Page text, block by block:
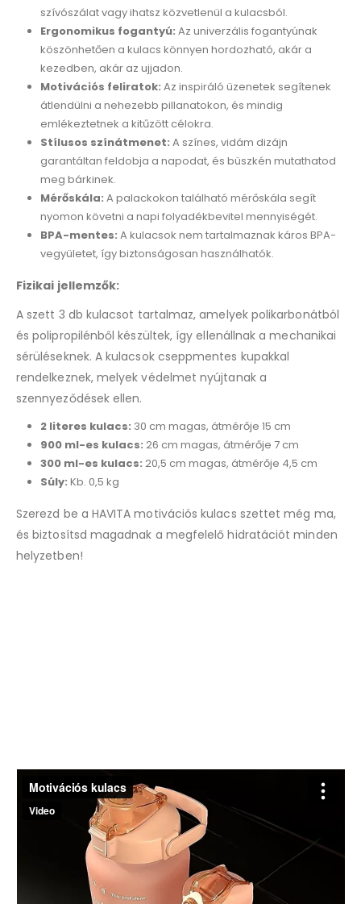
szívószálat vagy ihatsz közvetlenül a kulacsból.
Ergonomikus fogantyú: Az univerzális fogantyúnak
köszönhetően a kulacs könnyen hordozható, akár a
kezedben, akár az ujjadon.
Motivációs feliratok: Az inspiráló üzenetek segítenek
átlendülni a nehezebb pillanatokon, és mindig
emlékeztetnek a kitűzött célokra.
Stílusos színátmenet: A színes, vidám dizájn
garantáltan feldobja a napodat, és büszkén mutathatod
meg bárkinek.
Mérőskála: A palackokon található mérőskála segít
nyomon követni a napi folyadékbevitel mennyiségét.
BPA-mentes: A kulacsok nem tartalmaznak káros BPA-
vegyületet, így biztonságosan használhatók.
Fizikai jellemzők:
A szett 3 db kulacsot tartalmaz, amelyek polikarbonátból
és polipropilénből készültek, így ellenállnak a mechanikai
sérüléseknek. A kulacsok cseppmentes kupakkal
rendelkeznek, melyek védelmet nyújtanak a
szennyeződések ellen.
2 literes kulacs: 30 cm magas, átmérője 15 cm
900 ml-es kulacs: 26 cm magas, átmérője 7 cm
300 ml-es kulacs: 20,5 cm magas, átmérője 4,5 cm
Súly: Kb. 0,5 kg
Szerezd be a HAVITA motivációs kulacs szettet még ma,
és biztosítsd magadnak a megfelelő hidratációt minden
helyzetben!